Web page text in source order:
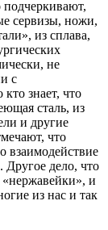
сервизы, ножи,
из сплава,
не
с
знает, что
сталь, из
и другие
что
взаимодействие
Другое дело, что
«нержавейки», и
из нас и так